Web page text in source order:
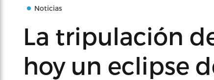
Noticias
La tripulación
hoy un eclipse